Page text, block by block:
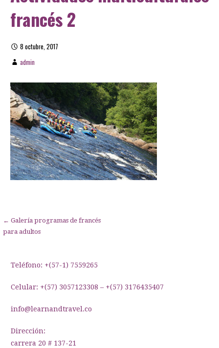
francés 2
8 octubre, 2017
admin
Navegación
de
entradas
← Galería programas de francés
para adultos
Teléfono: +(57-1) 7559265
Celular: +(57) 3057123308 – +(57) 3176435407
info@learnandtravel.co
Dirección:
carrera 20 # 137-21